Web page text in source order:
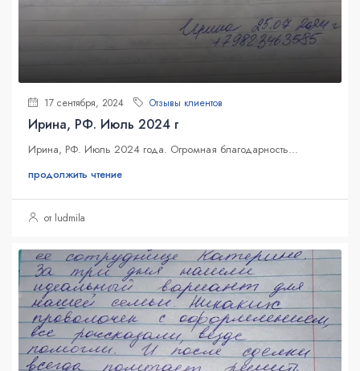
17 сентября, 2024 Отзывы клиентов
Ирина, РФ. Июль 2024 г
Ирина, РФ. Июль 2024 года. Огромная благодарность...
продолжить чтение
от ludmila